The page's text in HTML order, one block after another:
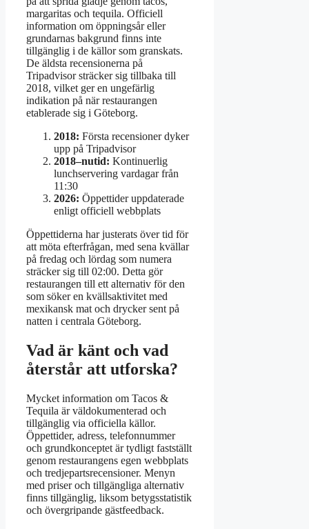
margaritas och tequila. Officiell
information om öppningsår eller
grundarnas bakgrund finns inte
tillgänglig i de källor som granskats.
De äldsta recensionerna på
Tripadvisor sträcker sig tillbaka till
2018, vilket ger en ungefärlig
indikation på när restaurangen
etablerade sig i Göteborg.
2018: Första recensioner dyker
upp på Tripadvisor
2018–nutid: Kontinuerlig
lunchservering vardagar från
11:30
2026: Öppettider uppdaterade
enligt officiell webbplats
Öppettiderna har justerats över tid för
att möta efterfrågan, med sena kvällar
på fredag och lördag som numera
sträcker sig till 02:00. Detta gör
restaurangen till ett alternativ för den
som söker en kvällsaktivitet med
mexikansk mat och drycker sent på
natten i centrala Göteborg.
Vad är känt och vad
återstår att utforska?
Mycket information om Tacos &
Tequila är väldokumenterad och
tillgänglig via officiella källor.
Öppettider, adress, telefonnummer
och grundkonceptet är tydligt fastställt
genom restaurangens egen webbplats
och tredjepartsrecensioner. Menyn
med priser och tillgängliga alternativ
finns tillgänglig, liksom betygsstatistik
och övergripande gästfeedback.